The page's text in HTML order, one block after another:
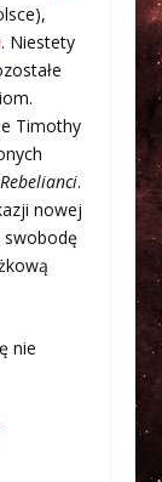
. Niestety
Timothy
Rebelianci.
nowej
swobodę
nie